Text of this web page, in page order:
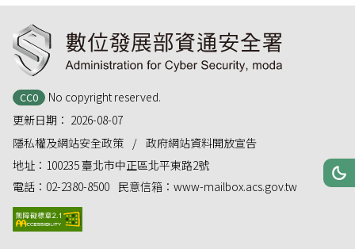
網站
深
CC0
No copyright reserved.
更新日期： 2026-08-07
隱私權及網站安全政策
政府網站資料開放宣告
地址： 100235 臺北市中正區北平東路2號
電話： 02-2380-8500 民意信箱： www-mailbox.acs.gov.tw